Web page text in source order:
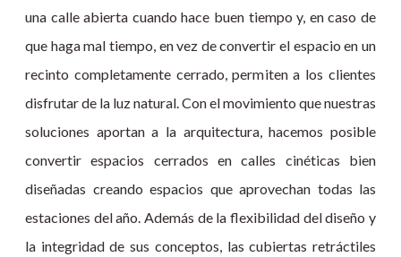
una calle abierta cuando hace buen tiempo y, en caso de
que haga mal tiempo, en vez de convertir el espacio en un
recinto completamente cerrado, permiten a los clientes
disfrutar de la luz natural. Con el movimiento que nuestras
soluciones aportan a la arquitectura, hacemos posible
convertir espacios cerrados en calles cinéticas bien
diseñadas creando espacios que aprovechan todas las
estaciones del año. Además de la flexibilidad del diseño y
la integridad de sus conceptos, las cubiertas retráctiles